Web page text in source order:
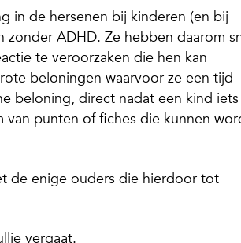
in de hersenen bij kinderen (en bij
ADHD. Ze hebben daarom
te veroorzaken die hen kan
beloningen waarvoor ze een tijd
beloning, direct nadat een kind iets
punten of fiches die kunnen
de enige ouders die hierdoor tot
vergaat.